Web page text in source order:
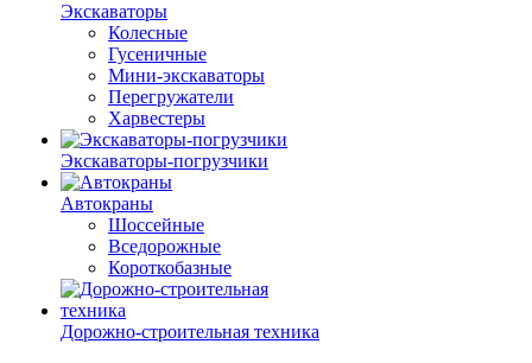
Экскаваторы
Колесные
Гусеничные
Мини-экскаваторы
Перегружатели
Харвестеры
Экскаваторы-погрузчики
Автокраны
Шоссейные
Вседорожные
Короткобазные
Дорожно-строительная техника